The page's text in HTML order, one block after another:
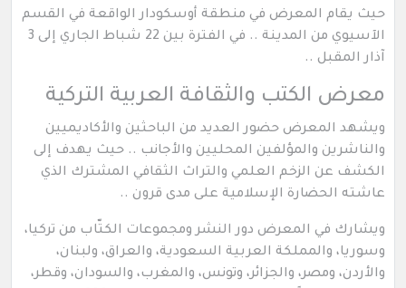
حيث يقام المعرض في منطقة أوسكودار الواقعة في القسم
الآسيوي من المدينة .. في الفترة بين 22 شباط الجاري إلى 3
آذار المقبل ..
معرض الكتب والثقافة العربية التركية
ويشهد المعرض حضور العديد من الباحثين والأكاديميين
والناشرين والمؤلفين المحليين والأجانب .. حيث يهدف إلى
الكشف عن الزخم العلمي والتراث الثقافي المشترك الذي
عاشته الحضارة الإسلامية على مدى قرون ..
ويشارك في المعرض دور النشر ومجموعات الكتّاب من تركيا،
وسوريا، والمملكة العربية السعودية، والعراق، ولبنان،
والأردن، ومصر، والجزائر، وتونس، والمغرب، والسودان، وقطر،